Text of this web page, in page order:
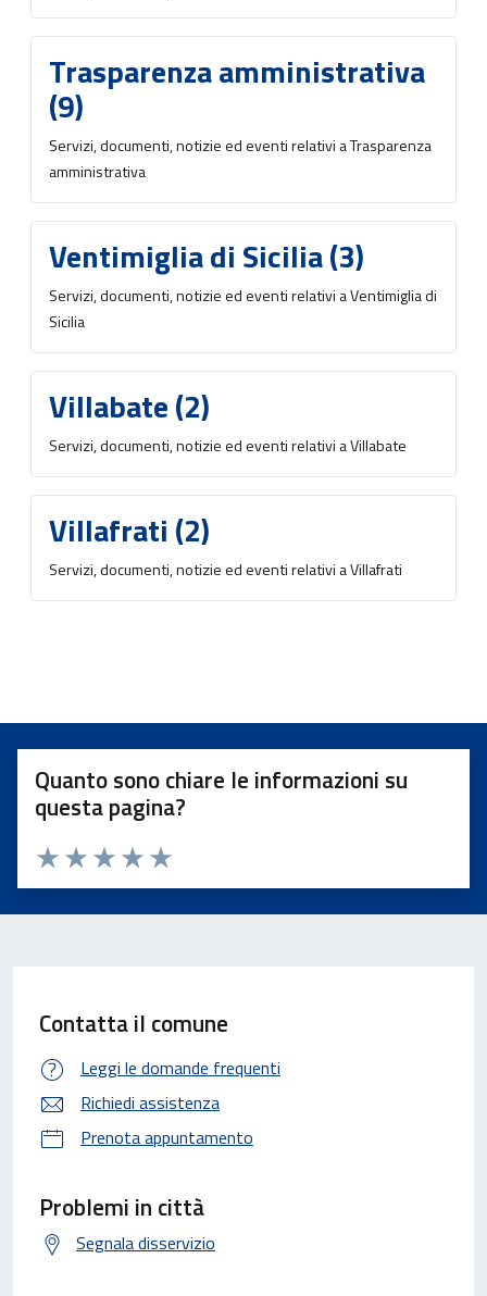
Trasparenza amministrativa
(9)
Servizi, documenti, notizie ed eventi relativi a Trasparenza
amministrativa
Ventimiglia di Sicilia (3)
Servizi, documenti, notizie ed eventi relativi a Ventimiglia di
Sicilia
Villabate (2)
Servizi, documenti, notizie ed eventi relativi a Villabate
Villafrati (2)
Servizi, documenti, notizie ed eventi relativi a Villafrati
Quanto sono chiare le informazioni su
questa pagina?
Valuta 5 stelle su 5
Valuta 4 stelle su 5
Valuta 3 stelle su 5
Valuta 2 stelle su 5
Valuta 1 stelle su 5
Contatta il comune
Leggi le domande frequenti
Richiedi assistenza
Prenota appuntamento
Problemi in città
Segnala disservizio